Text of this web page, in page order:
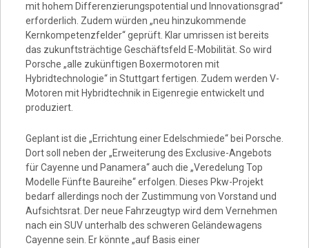
mit hohem Differenzierungspotential und Innovationsgrad“
erforderlich. Zudem würden „neu hinzukommende
Kernkompetenzfelder“ geprüft. Klar umrissen ist bereits
das zukunftsträchtige Geschäftsfeld E-Mobilität. So wird
Porsche „alle zukünftigen Boxermotoren mit
Hybridtechnologie“ in Stuttgart fertigen. Zudem werden V-
Motoren mit Hybridtechnik in Eigenregie entwickelt und
produziert.
Geplant ist die „Errichtung einer Edelschmiede“ bei Porsche.
Dort soll neben der „Erweiterung des Exclusive-Angebots
für Cayenne und Panamera“ auch die „Veredelung Top
Modelle Fünfte Baureihe“ erfolgen. Dieses Pkw-Projekt
bedarf allerdings noch der Zustimmung von Vorstand und
Aufsichtsrat. Der neue Fahrzeugtyp wird dem Vernehmen
nach ein SUV unterhalb des schweren Geländewagens
Cayenne sein. Er könnte „auf Basis einer